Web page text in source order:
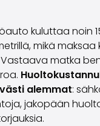
kuluttaa noin
mikä
matka
alemmat:
jakopään